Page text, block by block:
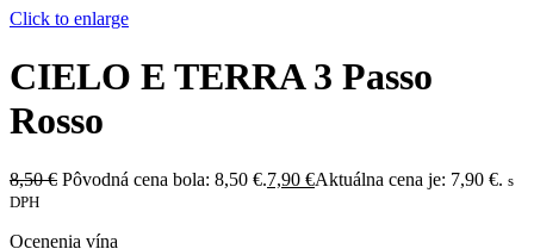
Click to enlarge
CIELO E TERRA 3 Passo
Rosso
8,50€ Pôvodná cena bola: 8,50 €.7,90 €Aktuálna cena je: 7,90 €. s
DPH
Ocenenia vína